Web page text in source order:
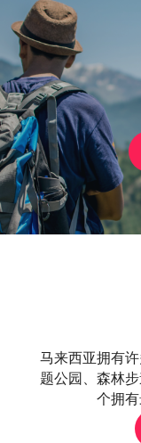
马来西亚拥有
题公园、森林
个拥有